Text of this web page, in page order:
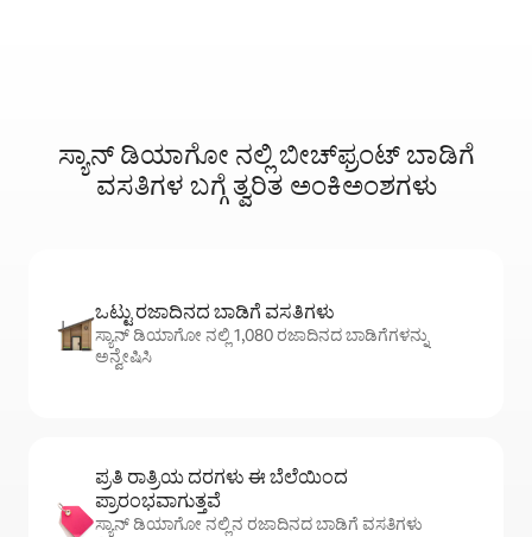
ಸ್ಯಾನ್ ಡಿಯಾಗೋ ನಲ್ಲಿ ಬೀಚ್‌ಫ್ರಂಟ್‌ ಬಾಡಿಗೆ
ವಸತಿಗಳ ಬಗ್ಗೆ ತ್ವರಿತ ಅಂಕಿಅಂಶಗಳು
ಒಟ್ಟು ರಜಾದಿನದ ಬಾಡಿಗೆ ವಸತಿಗಳು
ಸ್ಯಾನ್ ಡಿಯಾಗೋ ನಲ್ಲಿ 1,080 ರಜಾದಿನದ ಬಾಡಿಗೆಗಳನ್ನು
ಅನ್ವೇಷಿಸಿ
ಪ್ರತಿ ರಾತ್ರಿಯ ದರಗಳು ಈ ಬೆಲೆಯಿಂದ
ಪ್ರಾರಂಭವಾಗುತ್ತವೆ
ಸ್ಯಾನ್ ಡಿಯಾಗೋ ನಲ್ಲಿನ ರಜಾದಿನದ ಬಾಡಿಗೆ ವಸತಿಗಳು